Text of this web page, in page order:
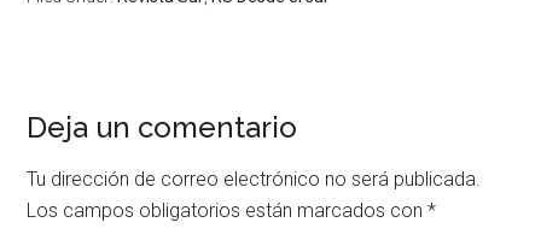
Deja un comentario
Tu dirección de correo electrónico no será publicada.
Los campos obligatorios están marcados con*